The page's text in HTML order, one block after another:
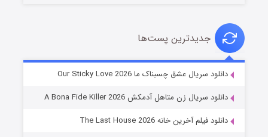
شوهر
جدیدترین پست‌ها
دانلود سریال عشق چسبناک ما Our Sticky Love 2026
دانلود سریال زن متاهل آدمکش A Bona Fide Killer 2026
دانلود فیلم آخرین خانه The Last House 2026